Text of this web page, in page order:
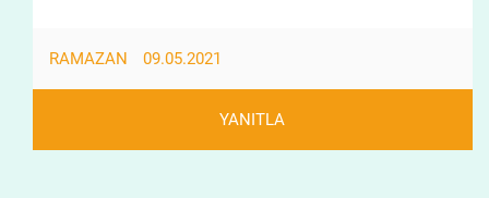
RAMAZAN 09.05.2021
YANITLA